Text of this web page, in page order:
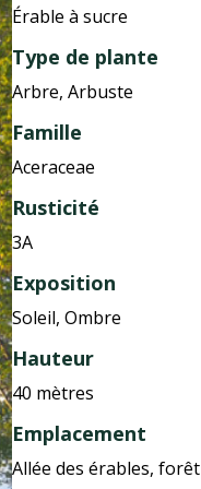
Érable à sucre
Type de plante
Arbre, Arbuste
Famille
Aceraceae
Rusticité
3A
Exposition
Soleil, Ombre
Hauteur
40 mètres
Emplacement
Allée des érables,